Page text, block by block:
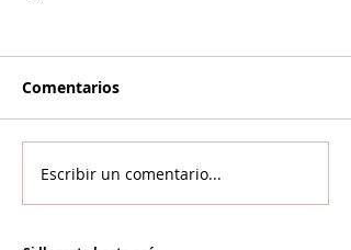
Comentarios
Escribir un comentario...